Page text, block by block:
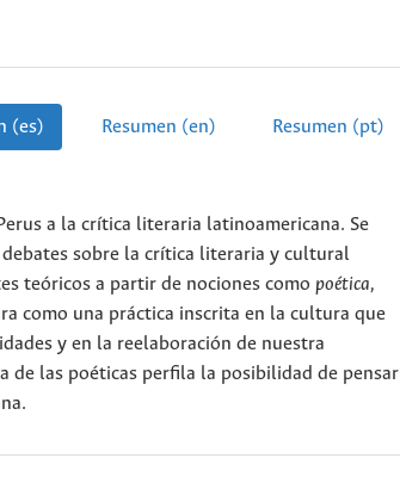
(es) Resumen (en) Resumen (pt)
a la crítica literaria latinoamericana. Se
sobre la crítica literaria y cultural
teóricos a partir de nociones como poética,
como una práctica inscrita en la cultura que
y en la reelaboración de nuestra
de las poéticas perfila la posibilidad de pensar